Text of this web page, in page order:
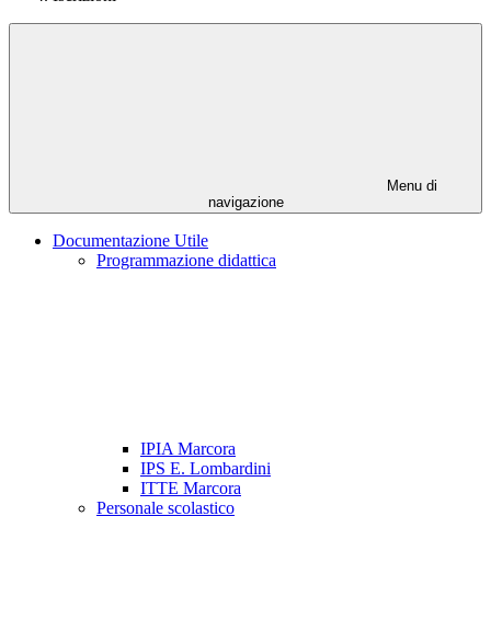
Menu di
navigazione
Documentazione Utile
Programmazione didattica
IPIA Marcora
IPS E. Lombardini
ITTE Marcora
Personale scolastico